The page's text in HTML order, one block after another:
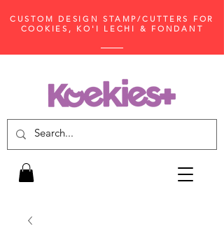
CUSTOM DESIGN STAMP/CUTTERS FOR
COOKIES, KO'I LECHI & FONDANT